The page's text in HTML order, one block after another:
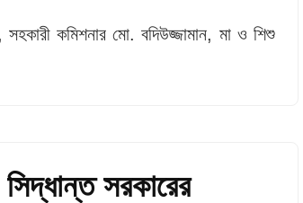
কমিশনার মো. বদিউজ্জামান, মা ও শিশু
সরকারের